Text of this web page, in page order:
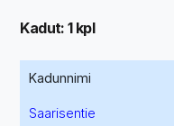
Kadut: 1 kpl
Kadunnimi
Saarisentie